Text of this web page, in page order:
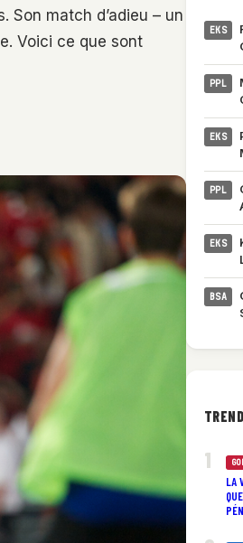
match d’adieu – un
Voici ce que sont
EKS
PPL
EKS
PPL
EKS
BSA
LA